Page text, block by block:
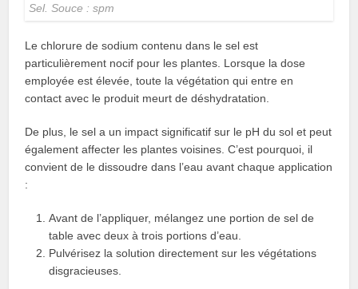
Sel. Souce : spm
Le chlorure de sodium contenu dans le sel est
particulièrement nocif pour les plantes. Lorsque la dose
employée est élevée, toute la végétation qui entre en
contact avec le produit meurt de déshydratation.
De plus, le sel a un impact significatif sur le pH du sol et peut
également affecter les plantes voisines. C’est pourquoi, il
convient de le dissoudre dans l’eau avant chaque application
:
Avant de l’appliquer, mélangez une portion de sel de
table avec deux à trois portions d’eau.
Pulvérisez la solution directement sur les végétations
disgracieuses.